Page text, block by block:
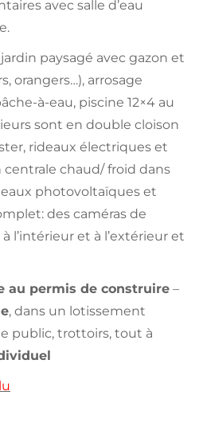
avec salle d’eau
paysagé avec gazon et
orangers…), arrosage
à-eau, piscine 12×4 au
sont en double cloison
rideaux électriques et
chaud/ froid dans
photovoltaïques et
des caméras de
l’intérieur et à l’extérieur et
au permis de construire –
, dans un lotissement
public, trottoirs, tout à